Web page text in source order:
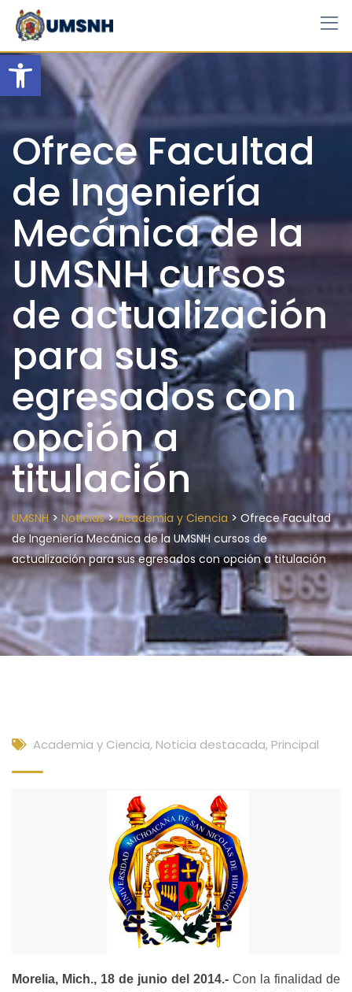
Open toolbar
Skip
content
Ofrece Facultad
de Ingeniería
Mecánica de la
UMSNH cursos
de actualización
para sus
egresados con
opción a
titulación
UMSNH > Noticias>Academia y Ciencia > Ofrece Facultad
de Ingeniería Mecánica de la UMSNH cursos de
actualización para sus egresados con opción a titulación
Academia y Ciencia, Noticia destacada, Principal
Morelia, Mich., 18 de junio del 2014.- Con la finalidad de